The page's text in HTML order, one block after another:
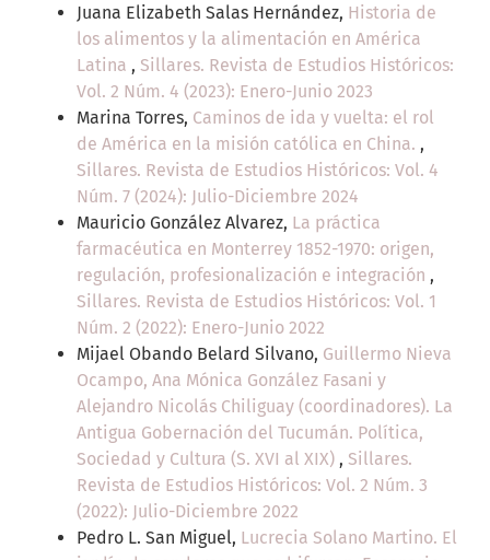
Juana Elizabeth Salas Hernández, Historia de
los alimentos y la alimentación en América
Latina , Sillares. Revista de Estudios Históricos:
Vol. 2 Núm. 4 (2023): Enero-Junio 2023
Marina Torres, Caminos de ida y vuelta: el rol
de América en la misión católica en China. ,
Sillares. Revista de Estudios Históricos: Vol. 4
Núm. 7 (2024): Julio-Diciembre 2024
Mauricio González Alvarez, La práctica
farmacéutica en Monterrey 1852-1970: origen,
regulación, profesionalización e integración ,
Sillares. Revista de Estudios Históricos: Vol. 1
Núm. 2 (2022): Enero-Junio 2022
Mijael Obando Belard Silvano, Guillermo Nieva
Ocampo, Ana Mónica González Fasani y
Alejandro Nicolás Chiliguay (coordinadores). La
Antigua Gobernación del Tucumán. Política,
Sociedad y Cultura (S. XVI al XIX) , Sillares.
Revista de Estudios Históricos: Vol. 2 Núm. 3
(2022): Julio-Diciembre 2022
Pedro L. San Miguel, Lucrecia Solano Martino. El